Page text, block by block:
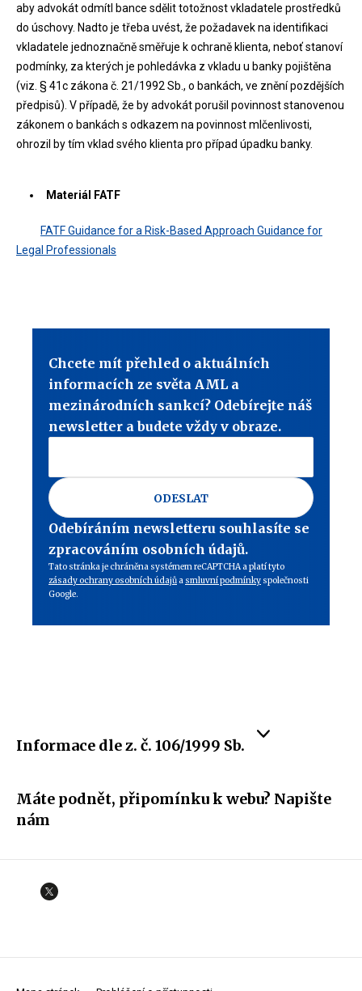
aby advokát odmítl bance sdělit totožnost vkladatele prostředků
do úschovy. Nadto je třeba uvést, že požadavek na identifikaci
vkladatele jednoznačně směřuje k ochraně klienta, neboť stanoví
podmínky, za kterých je pohledávka z vkladu u banky pojištěna
(viz. § 41c zákona č. 21/1992 Sb., o bankách, ve znění pozdějších
předpisů). V případě, že by advokát porušil povinnost stanovenou
zákonem o bankách s odkazem na povinnost mlčenlivosti,
ohrozil by tím vklad svého klienta pro případ úpadku banky.
Materiál FATF
FATF Guidance for a Risk-Based Approach Guidance for
Legal Professionals
Chcete mít přehled o aktuálních
informacích ze světa AML a
mezinárodních sankcí? Odebírejte náš
newsletter a budete vždy v obraze.
ODESLAT
Odebíráním newsletteru souhlasíte se
zpracováním osobních údajů.
Tato stránka je chráněna systémem reCAPTCHA a platí tyto
zásady ochrany osobních údajůa smluvní podmínky společnosti
Google.
Informace dle z. č. 106/1999 Sb.
Máte podnět, připomínku k webu? Napište
nám